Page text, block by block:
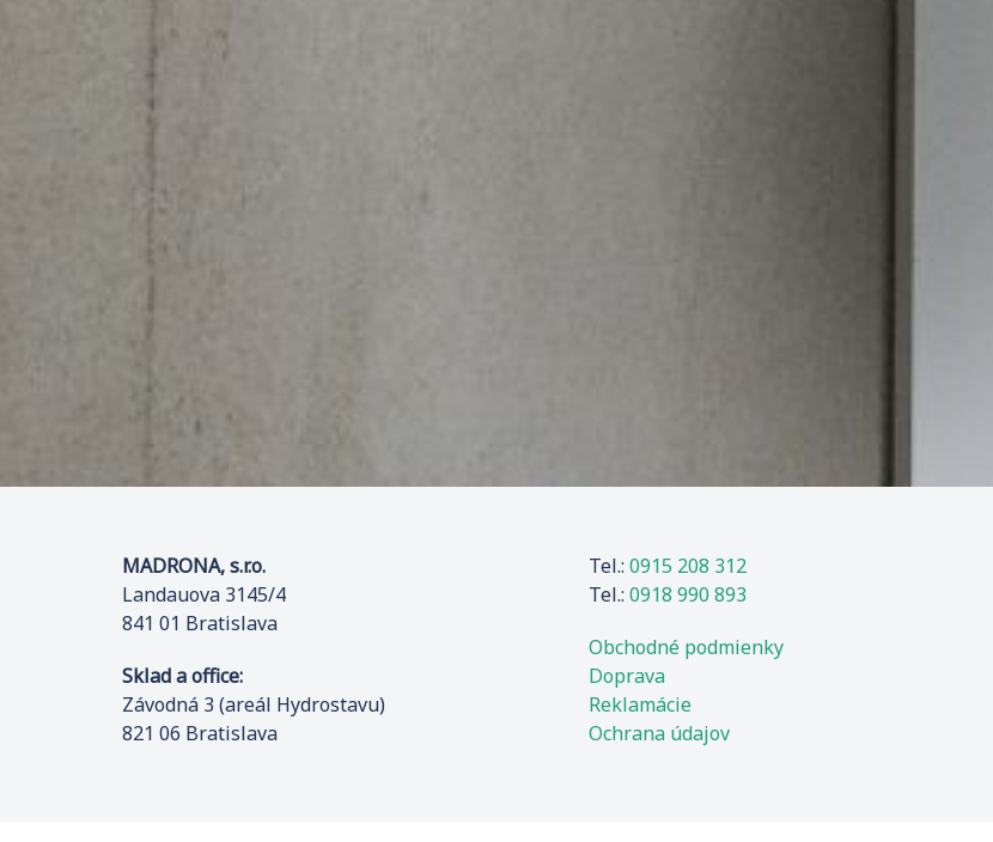
MADRONA, s.r.o.
Landauova 3145/4
841 01 Bratislava
Sklad a office:
Závodná 3 (areál Hydrostavu)
821 06 Bratislava
Tel.: 0915 208 312
Tel.: 0918 990 893
Obchodné podmienky
Doprava
Reklamácie
Ochrana údajov